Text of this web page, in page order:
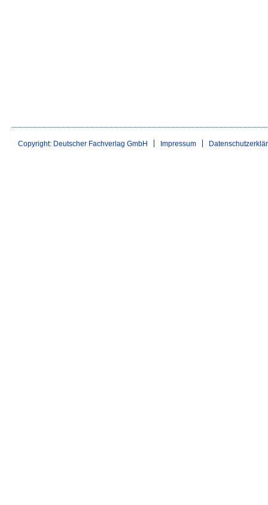
Copyright: Deutscher Fachverlag GmbH Impressum